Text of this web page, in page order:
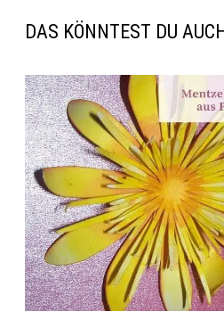
DAS KÖNNTEST DU